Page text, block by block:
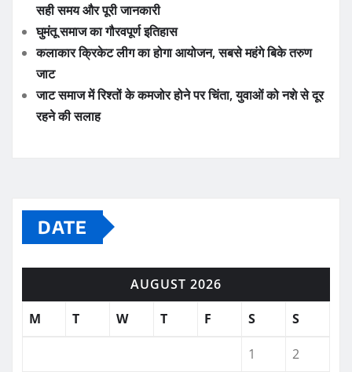
सही समय और पूरी जानकारी
घुमंतू समाज का गौरवपूर्ण इतिहास
कलाकार क्रिकेट लीग का होगा आयोजन, सबसे महंगे बिके तरुण
जाट
जाट समाज में रिश्तों के कमजोर होने पर चिंता, युवाओं को नशे से दूर
रहने की सलाह
DATE
AUGUST 2026
M
T W T F S S
1 2